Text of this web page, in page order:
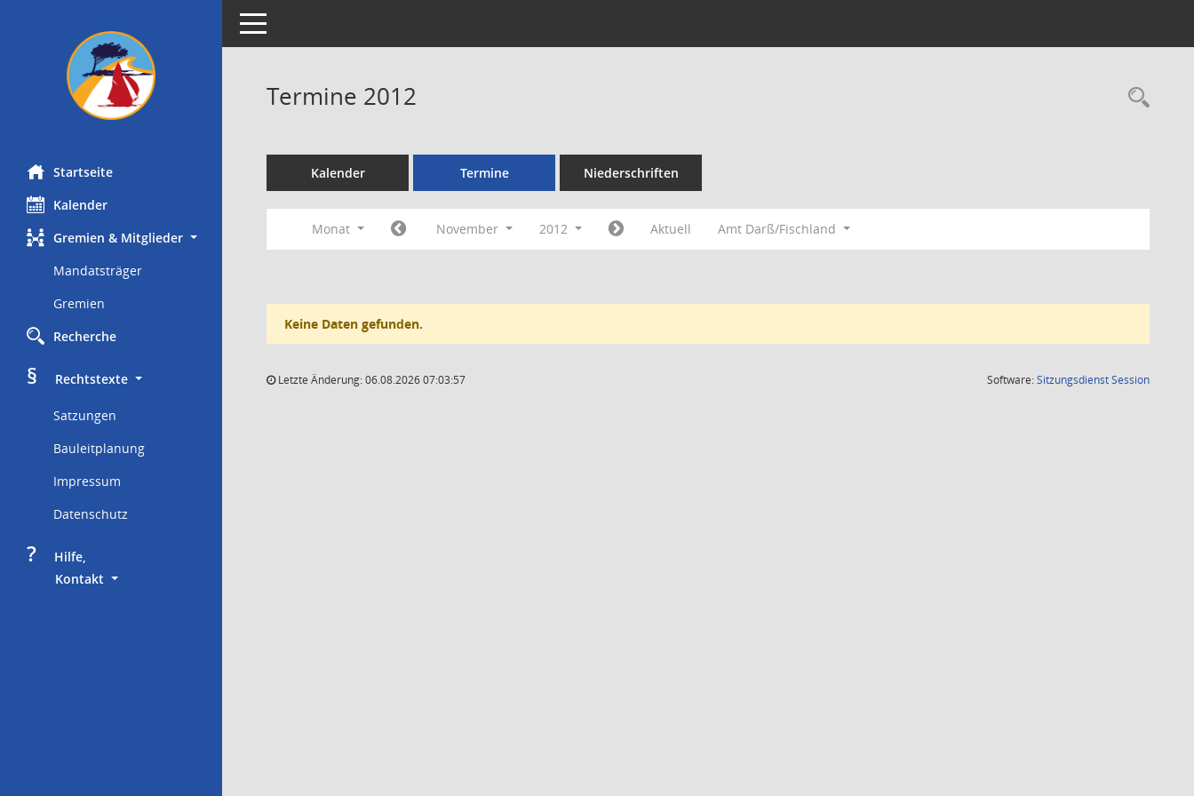
Startseite
Kalender
Gremien & Mitglieder
Mandatsträger
Gremien
Recherche
§
     Rechtstexte
Satzungen
Bauleitplanung
Impressum
Datenschutz
?
     Hilfe,
Kontakt
Toggle navigation
Termine 2012
Kalender Termine Niederschriften
Monat November 2012 Aktuell Amt Darß/Fischland
Keine Daten gefunden.
Letzte Änderung: 06.08.2026 07:03:57 Software:SitzungsdienstSession(Wird in